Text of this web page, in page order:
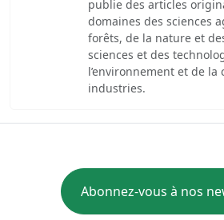
publie des articles
domaines des sciences
forêts, de la nature et
sciences et des
l’environnement et de la
industries.
Abonnez-vous à nos